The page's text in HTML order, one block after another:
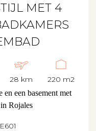
MET 4
28 km 220 m2
een basement met
Rojales